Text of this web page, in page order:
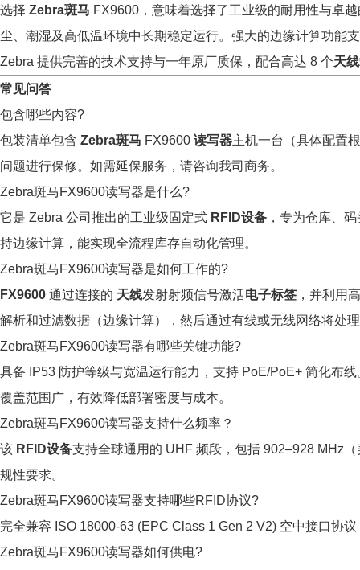
选择 Zebra斑马 FX9600，意味着选择了工业级的耐用性与卓
尘、潮湿及高低温环境中长期稳定运行。强大的边缘计算功能
Zebra 提供完善的技术支持与一年原厂质保，配合高达 8 个天线
常见问答
包含哪些内容?
包装清单包含 Zebra斑马 FX9600 读写器主机一台（具体配置
问题进行保修。如需延保服务，请咨询我司商务。
Zebra斑马FX9600读写器是什么?
它是 Zebra 公司推出的工业级固定式 RFID设备 ，专为仓库、
持边缘计算，能实现全流程库存自动化管理。
Zebra斑马FX9600读写器是如何工作的?
FX9600 通过连接的 天线发射射频信号激活电子标签 ，并利用
解析和过滤数据（边缘计算），然后通过有线或无线网络将处
Zebra斑马FX9600读写器有哪些关键功能?
具备 IP53 防护等级与宽温运行能力，支持 PoE/PoE+ 简化布
覆盖范围广，有效降低部署密度与成本。
Zebra斑马FX9600读写器支持什么频率？
该 RFID设备支持全球通用的 UHF 频段，包括 902–928 MHz
规性要求。
Zebra斑马FX9600读写器支持哪些RFID协议?
完全兼容 ISO 18000-63 (EPC Class 1 Gen 2 V2) 空中接口协
Zebra斑马FX9600读写器如何供电?